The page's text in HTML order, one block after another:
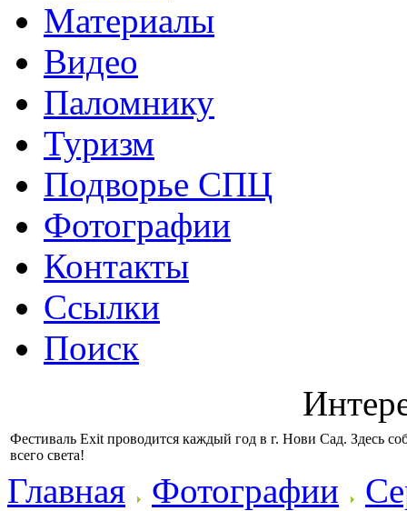
Материалы
Видео
Паломнику
Туризм
Подворье СПЦ
Фотографии
Контакты
Ссылки
Поиск
Фестиваль Exit проводится каждый год в г. Нови Сад. Здесь
всего света!
Главная Фотографии